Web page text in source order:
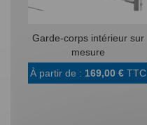
Garde-corps intérieur sur
mesure
À partir de : 169,00 € TTC